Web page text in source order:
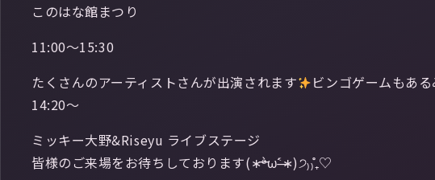
このはな館まつり
11:00〜15:30
たくさんのアーティストさんが出演されます
14:20〜
ミッキー大野&Riseyu ライブステージ
皆様のご来場をお待ちしております(∗ᵒ̶̶̷̀ω˂̶́∗)੭₎₎̊₊♡